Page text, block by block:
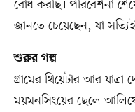
বোধ করছি। পরিবেশনা
জানতে চেয়েছেন, যা
শুরুর গল্প
গ্রামের থিয়েটার আর
ময়মনসিংয়ের ছেলে